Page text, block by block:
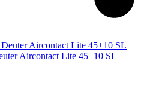
Aircontact Lite 45+10 SL